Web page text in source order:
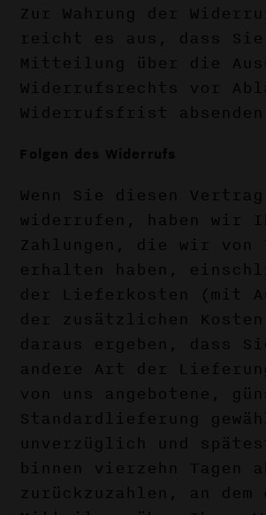
Zur Wahrung der
reicht es aus, dass
Mitteilung über die
Widerrufsrechts vor
Widerrufsfrist
Folgen des Widerrufs
Wenn Sie diesen Vertrag
widerrufen, haben wir
Zahlungen, die wir von
erhalten haben,
der Lieferkosten (mit
der zusätzlichen
daraus ergeben, dass
andere Art der
von uns angebotene,
Standardlieferung
unverzüglich und
binnen vierzehn Tagen
zurückzuzahlen, an dem